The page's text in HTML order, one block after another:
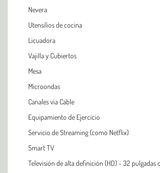
Nevera
Utensilios de cocina
Licuadora
Vajilla y Cubiertos
Mesa
Microondas
Canales vía Cable
Equipamiento de Ejercicio
Servicio de Streaming (como Netflix)
Smart TV
Televisión de alta definición (HD) - 32 pulgadas